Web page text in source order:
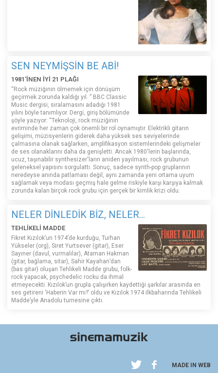
SEN NEYMİŞSİN BE ABİ!
1981'İNEN İYİ 21 PLAĞI
“Rock müziğinin ölmemek için dönüşüm
geçirmek zorunda kaldığı yıl. ” BBC Classic
Music dergisi, sıralamasını adadığı 1981
yılını böyle tanımlıyor. Dergi, giriş bölümünde
şöyle yazıyor: “Teknoloji, rock müziğinin
evriminde her zaman çok önemli bir rol oynamıştır. Elektrikli gitarın
gelişimi, müzisyenlerin giderek daha yüksek ses seviyelerinde
çalmasına olanak sağlarken, amplifikasyon sistemlerindeki gelişmeler
de ses olanaklarını daha da genişletti. Ancak 1980'lerin başlarında,
ucuz, taşınabilir synthesizer'ların aniden yayılması, rock grubunun
geleneksel yapısını sorgulattı. Sonuç, sadece synth-pop gruplarının
neredeyse anında patlaması değil, aynı zamanda yeni ortama uyum
sağlamak veya modası geçmiş hale gelme riskiyle karşı karşıya kalmak
zorunda kalan birçok rock grubu için gerçek bir kimlik krizi oldu.
NELER DİNLEDİK BİZ, NELER...
TEHLİKELİ MADDE
Fikret Kızılok’un 1974’de kurduğu, Turhan
Yükseler (org), Siret Yurtsever (gitar), Eser
Sayıner (davul, vurmalılar), Ataman Hakman
(gitar, bağlama, sitar), Sahir Kayahan’dan
(bas gitar) oluşan Tehlikeli Madde grubu, folk-
rock yapacak, psychedelic rocku da ihmal
etmeyecekti. Kızılok’un grupla çalışırken kaydettiği şarkılar arasında en
ses getireni ‘Haberin Var mı?’ oldu ve Kızılok 1974 ilkbaharında Tehlikeli
Madde’yle Anadolu turnesine çıktı.
MADE IN WEB